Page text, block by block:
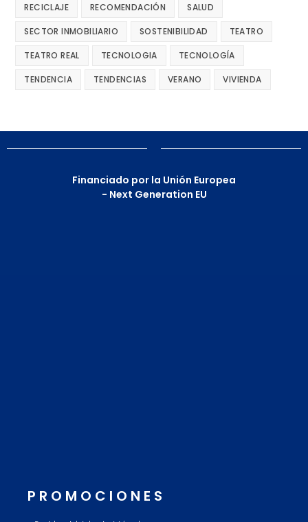
RECICLAJE RECOMENDACIÓN SALUD
SECTOR INMOBILIARIO SOSTENIBILIDAD TEATRO
TEATRO REAL TECNOLOGIA TECNOLOGÍA
TENDENCIA TENDENCIAS VERANO VIVIENDA
Financiado por la Unión Europea
- Next Generation EU
PROMOCIONES